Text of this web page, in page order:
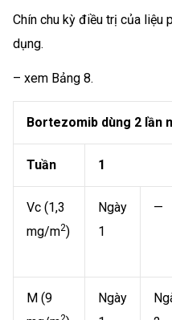
Chín chu kỳ điều trị của liệu
dụng.
– xem Bảng 8.
Bortezomib dùng 2 lần
Tuần 1
Vc (1,3
mg/m2)
Ngày
1
—
M (9
Ngày